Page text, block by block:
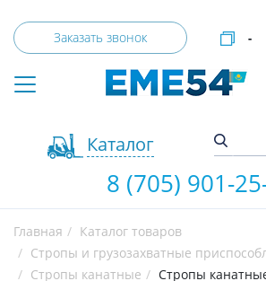
Заказать звонок
Каталог
-
8 (705) 901-
Главная
Каталог товаров
Стропы и грузозахватные
Стропы канатные
Стропы